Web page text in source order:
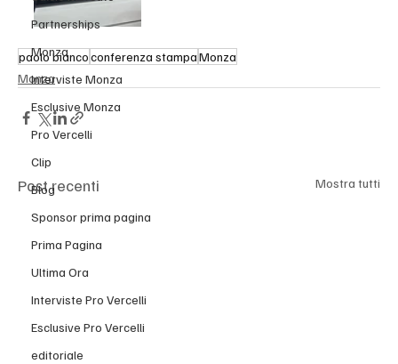
Partnerships
Monza
Interviste Monza
Esclusive Monza
Pro Vercelli
Clip
Blog
Sponsor prima pagina
Prima Pagina
Ultima Ora
Interviste Pro Vercelli
Esclusive Pro Vercelli
editoriale
paolo biancoconferenza stampaMonza
Monza
Post recenti Mostra tutti